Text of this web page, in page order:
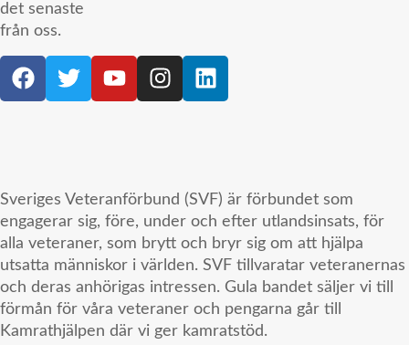
det senaste
från oss.
Sveriges Veteranförbund (SVF) är förbundet som
engagerar sig, före, under och efter utlandsinsats, för
alla veteraner, som brytt och bryr sig om att hjälpa
utsatta människor i världen. SVF tillvaratar veteranernas
och deras anhörigas intressen. Gula bandet säljer vi till
förmån för våra veteraner och pengarna går till
Kamrathjälpen där vi ger kamratstöd.